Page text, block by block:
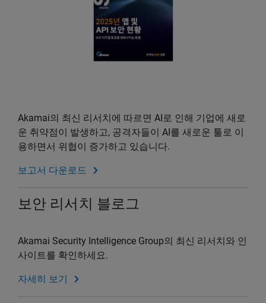
Akamai의 최신 리서치에 따르면 AI로 인해 기업에 새로
운 취약점이 발생하고, 공격자들이 AI를 새로운 툴로 이
용하면서 위협이 증가하고 있습니다.
보고서 다운로드
보안 리서치 블로그
Akamai Security Intelligence Group의 최신 리서치와 인
사이트를 확인하세요.
자세히 보기